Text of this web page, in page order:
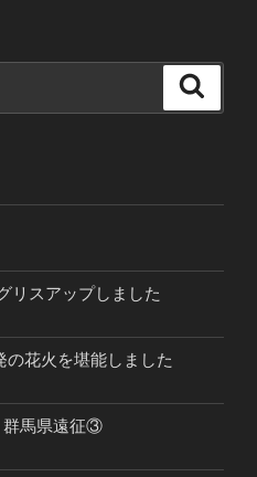
リスアップしました
の花火を堪能しました
群馬県遠征③